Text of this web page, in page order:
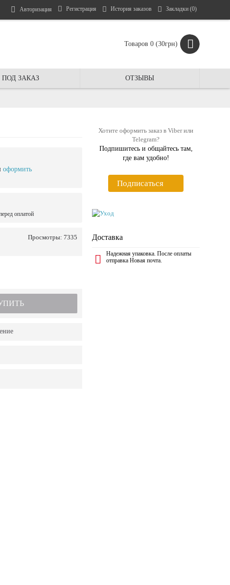
Авторизация Регистрация История заказов Закладки (0)
Товаров 0 (30грн)
ПОД ЗАКАЗ ОТЗЫВЫ
Хотите оформить заказ в Viber или
Telegram?
Подпишитесь и общайтесь там,
где вам удобно!
Подписаться
Доставка
Надежная упаковка. После оплаты
отправка Новая почта.
оформить
оплатой
Просмотры: 7335